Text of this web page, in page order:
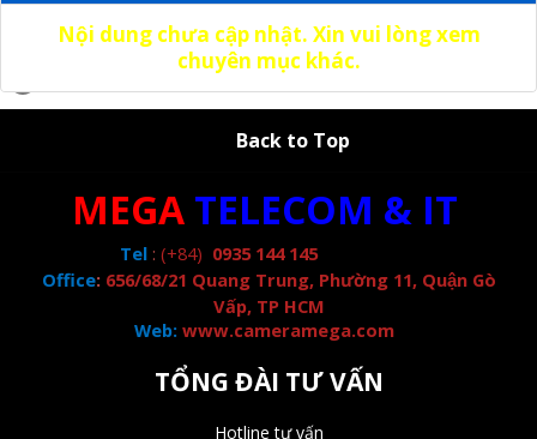
Nội dung chưa cập nhật. Xin vui lòng xem
chuyên mục khác.
Back to Top
MEGA TELECOM & IT
Tel: (+84) 0935 144 145
Office: 656/68/21 Quang Trung, Phường 11, Quận Gò
Vấp, TP HCM
Web: www.cameramega.com
TỔNG ĐÀI TƯ VẤN
Hotline tư vấn